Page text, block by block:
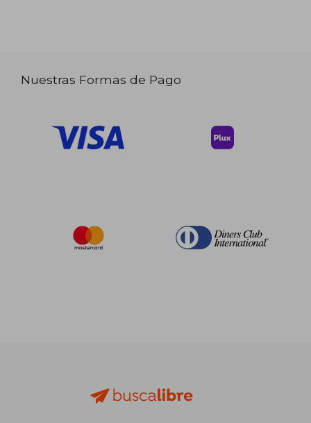
Nuestras Formas de Pago